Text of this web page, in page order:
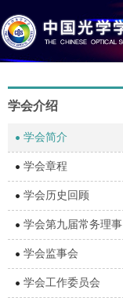
学会介绍
学会简介
学会章程
学会历史回顾
学会第九届常务理事
学会监事会
学会工作委员会